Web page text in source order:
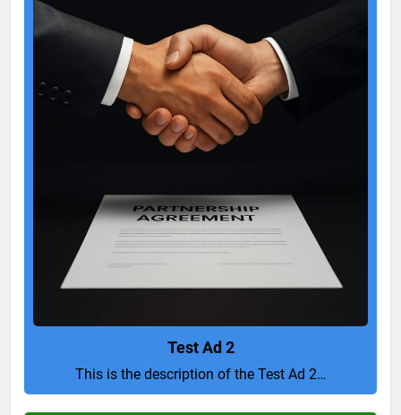
Test Ad 2
This is the description of the Test Ad 2…